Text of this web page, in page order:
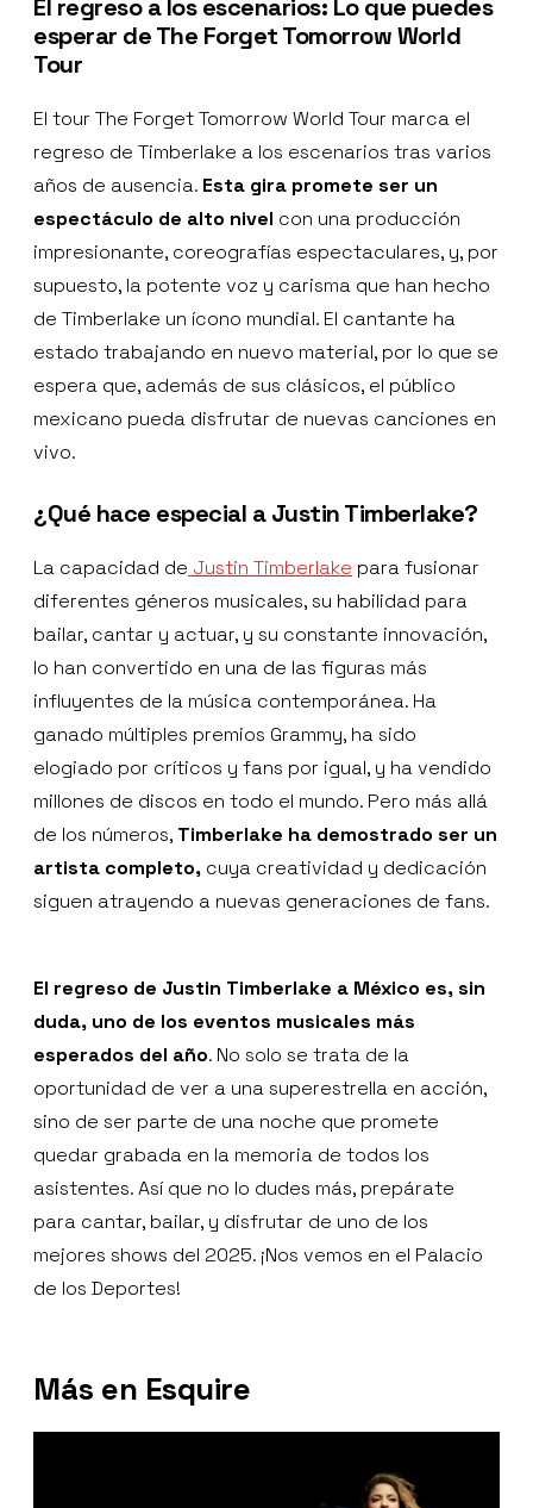
El regreso a los escenarios: Lo que puedes
esperar de The Forget Tomorrow World
Tour
El tour The Forget Tomorrow World Tour marca el
regreso de Timberlake a los escenarios tras varios
años de ausencia. Esta gira promete ser un
espectáculo de alto nivel con una producción
impresionante, coreografías espectaculares, y, por
supuesto, la potente voz y carisma que han hecho
de Timberlake un ícono mundial. El cantante ha
estado trabajando en nuevo material, por lo que se
espera que, además de sus clásicos, el público
mexicano pueda disfrutar de nuevas canciones en
vivo.
¿Qué hace especial a Justin Timberlake?
La capacidad de Justin Timberlake para fusionar
diferentes géneros musicales, su habilidad para
bailar, cantar y actuar, y su constante innovación,
lo han convertido en una de las figuras más
influyentes de la música contemporánea. Ha
ganado múltiples premios Grammy, ha sido
elogiado por críticos y fans por igual, y ha vendido
millones de discos en todo el mundo. Pero más allá
de los números, Timberlake ha demostrado ser un
artista completo, cuya creatividad y dedicación
siguen atrayendo a nuevas generaciones de fans.
El regreso de Justin Timberlake a México es, sin
duda, uno de los eventos musicales más
esperados del año. No solo se trata de la
oportunidad de ver a una superestrella en acción,
sino de ser parte de una noche que promete
quedar grabada en la memoria de todos los
asistentes. Así que no lo dudes más, prepárate
para cantar, bailar, y disfrutar de uno de los
mejores shows del 2025. ¡Nos vemos en el Palacio
de los Deportes!
Más en Esquire